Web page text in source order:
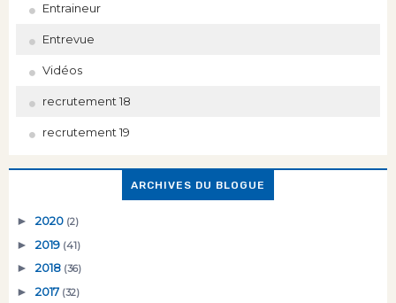
Entraineur
Entrevue
Vidéos
recrutement 18
recrutement 19
ARCHIVES DU BLOGUE
► 2020 (2)
► 2019 (41)
► 2018 (36)
► 2017 (32)